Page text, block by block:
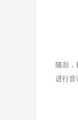
随后
进行音